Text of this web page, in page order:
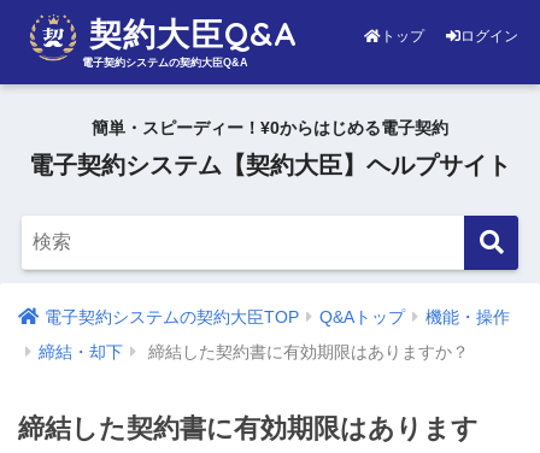
契約大臣Q&A
電子契約システムの契約大臣Q&A
トップ ログイン
簡単・スピーディー！¥0からはじめる電子契約
電子契約システム【契約大臣】ヘルプサイト
電子契約システムの契約大臣TOP Q&Aトップ
機能・操作
締結・却下
締結した契約書に有効期限はありますか？
締結した契約書に有効期限はあります